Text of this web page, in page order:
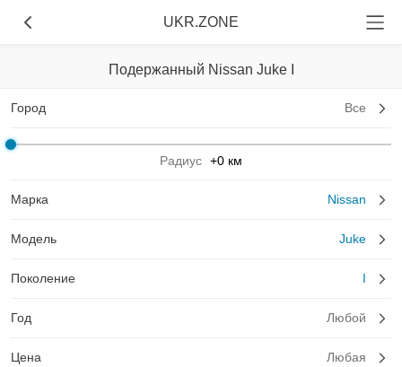
UKR.ZONE
Подержанный Nissan Juke I
Город Все
Радиус +0 км
Марка Nissan
Модель Juke
Поколение I
Год Любой
Цена Любая